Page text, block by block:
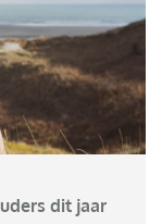
dit jaar